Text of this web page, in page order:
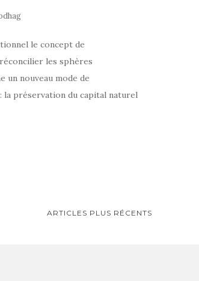
le concept de
les sphères
un nouveau mode de
préservation du capital naturel
ARTICLES PLUS RÉCENTS